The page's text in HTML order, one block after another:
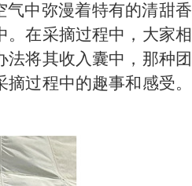
气中弥漫着特有的清甜香
在采摘过程中，大家相
将其收入囊中，那种团
过程中的趣事和感受。